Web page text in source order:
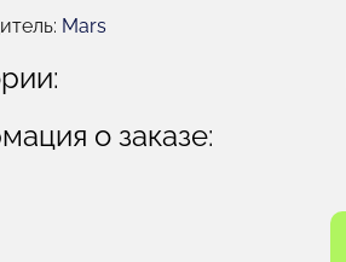
Mars
о заказе: